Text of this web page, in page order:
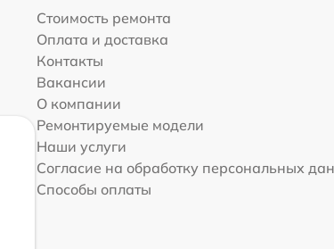
Стоимость ремонта
Оплата и доставка
Контакты
Вакансии
О компании
Ремонтируемые модели
Наши услуги
Согласие на обработку персональных
Способы оплаты